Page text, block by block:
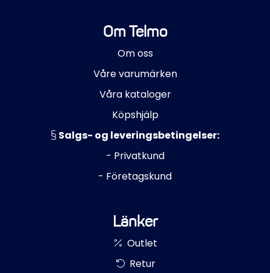
Om Telmo
Om oss
Våre varumärken
Våra kataloger
Köpshjälp
Salgs- og leveringsbetingelser:
- Privatkund
- Företagskund
Länker
Outlet
Retur